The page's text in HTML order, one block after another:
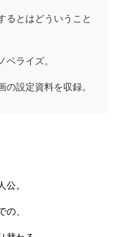
るとはどういうこと
ベライズ。
設定資料を収録。
公。
の、